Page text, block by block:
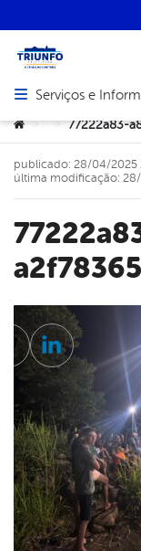
Abrir menu
Serviços e
Você está aqui:
> > 77222a83-
77222a83-a841-4af6-bb91-
publicado: 28/04/2025
última modificação:
Twitter